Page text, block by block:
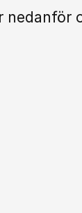
nedanför